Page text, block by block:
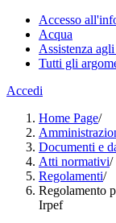
Accesso
Acqua
Assistenza
Tutti gli
Accedi
Home Page/
Documenti e
Atti normativi/
Regolamenti/
Regolamento
Irpef